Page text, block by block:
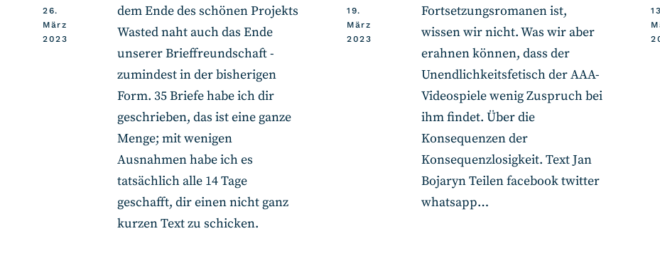
26.
März
2023
dem Ende des schönen Projekts
Wasted naht auch das Ende
unserer Brieffreundschaft -
zumindest in der bisherigen
Form. 35 Briefe habe ich dir
geschrieben, das ist eine ganze
Menge; mit wenigen
Ausnahmen habe ich es
tatsächlich alle 14 Tage
geschafft, dir einen nicht ganz
kurzen Text zu schicken.
19.
März
2023
Fortsetzungsromanen ist,
wissen wir nicht. Was wir aber
erahnen können, dass der
Unendlichkeitsfetisch der AAA-
Videospiele wenig Zuspruch bei
ihm findet. Über die
Konsequenzen der
Konsequenzlosigkeit. Text Jan
Bojaryn Teilen facebook twitter
whatsapp…